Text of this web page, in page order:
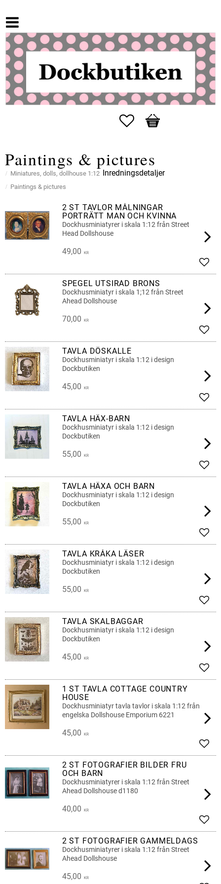
Favorites
Basket
Paintings & pictures
Miniatures, dolls, dollhouse 1:12 Inredningsdetaljer
Paintings & pictures
2 ST TAVLOR MÅLNINGAR
PORTRÄTT MAN OCH KVINNA
Dockhusminiatyrer i skala 1:12 från Street
Head Dollshouse
49,00 KR
Add
SPEGEL UTSIRAD BRONS
Dockhusminiatyr i skala 1;12 från Street
Ahead Dollshouse
70,00 KR
Add
TAVLA DÖSKALLE
Dockhusminiatyr i skala 1:12 i design
Dockbutiken
45,00 KR
Add
TAVLA HÄX-BARN
Dockhusminiatyr i skala 1:12 i design
Dockbutiken
55,00 KR
Add
TAVLA HÄXA OCH BARN
Dockhusminiatyr i skala 1:12 i design
Dockbutiken
55,00 KR
Add
TAVLA KRÅKA LÄSER
Dockhusminiatyr i skala 1:12 i design
Dockbutiken
55,00 KR
Add
TAVLA SKALBAGGAR
Dockhusminiatyr i skala 1:12 i design
Dockbutiken
45,00 KR
Add
1 ST TAVLA COTTAGE COUNTRY
HOUSE
Dockhusminiatyr tavla tavlor i skala 1:12 från
engelska Dollshouse Emporium 6221
45,00 KR
Add
2 ST FOTOGRAFIER BILDER FRU
OCH BARN
Dockhusminiatyrer i skala 1:12 från Street
Ahead Dollshouse d1180
40,00 KR
Add
2 ST FOTOGRAFIER GAMMELDAGS
Dockhusminiatyrer i skala 1:12 från Street
Ahead Dollshouse
45,00 KR